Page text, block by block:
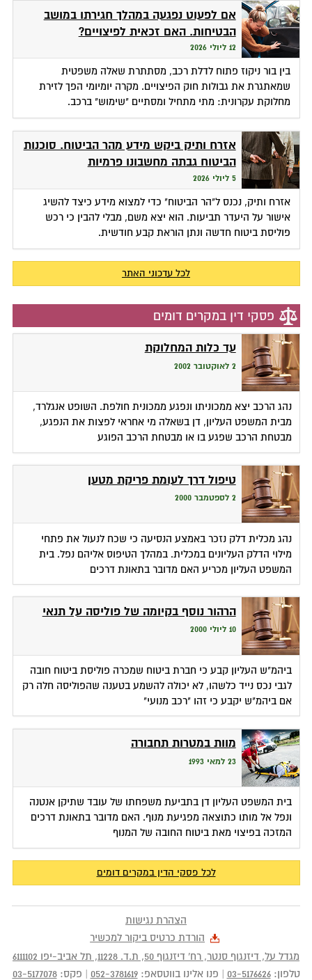
אם לפעוט נפגעה במהלך חגירתו במושב
הבטיחות. האם זכאית לפיצויים?
12 ליולי 2026
בין בור ניקוז פתוח לדלת רכב, מסתתרת שאלה משפטית
שמאתגרת את גבולות חוק הפיצויים. מקרה יומיומי הפך לזירת
מחלוקת עקרונית: מתי מתחיל ומסתיים "שימוש" ברכב.
אזרח ותיק ביקש מידע מהר הביטוח. סוכנות
הביטוח גבתה מחשבונו פרמיות
5 ליולי 2026
אזרח ותיק, נכנס ל"הר הביטוח" כדי למצוא מידע כיצד להשיג
אישור על היעדר תביעות. הוא יצא משם, מבלי להבין כי רכש
פוליסת ביטוח חדשה ונתן הוראת קבע חודשית.
לכל עדכוני האתר
פסקי דין במקרים דומים
עד כלות המחלוקת
2 לאוקטובר 2002
נהג הרכב יצא ממכוניתו ונפגע ממכונית חולפת. השופט אנגלרד,
מבית המשפט העליון, דן בשאלה מי אחראי לפצות את הנפגע,
מבטחת הרכב שפגע בו או מבטחת הרכב הפוגע
טיפול דרך לעומת פריקת מטען
2 לספטמבר 2000
נהג מכלית דלק נזכר באמצע הנסיעה כי שכח לנעול את פתחי
מילוי הדלק העליונים במכלית. במהלך הטיפוס אליהם נפל. בית
המשפט העליון מכריע האם מדובר בתאונת דרכים
הרהור נוסף בקיומה של פוליסה על תנאי
10 ליולי 2000
ביהמ"ש העליון קבע כי חברת ביטוח שמכרה פוליסת ביטוח חובה
לגבי נכס נייד כלשהו, לא יכולה להשמע בטענה שהפוליסה חלה רק
אם ביהמ"ש יקבע כי זהו "רכב מנועי"
מוות במטרות תחבורה
23 למאי 1993
בית המשפט העליון דן בתביעת משפחתו של עובד שתיקן אנטנה
ונפל אל מותו כתוצאה מפגיעת מנוף. האם מדובר בתאונת דרכים
המזכה בפיצוי מאת ביטוח החובה של המנוף
לכל פסקי הדין במקרים דומים
הצהרת נגישות
הורדת כרטיס ביקור למכשיר
מגדל על, דיזנגוף סנטר, רח' דיזנגוף 50
, ת.ד. 11228
, תל אביב-יפו 6111102
טלפון:03-5176626 פנו אלינו בווטסאפ:052-3781619 פקס:03-5177078